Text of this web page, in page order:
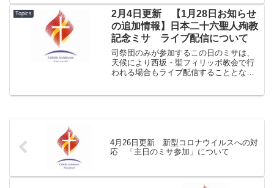
開講します。初回は9月29日（木）午...
Topics
2月4日更新 【1月28日お知らせ
の追加情報】日本二十六聖人殉教
記念ミサ ライブ配信について
司祭団のみが参加するこの日のミサは、
天候により西坂・聖フィリッポ教会で行
われる場合もライブ配信することとなり
4月26日更新 新型コロナウイルスへの対
応 「主日のミサ参加」について